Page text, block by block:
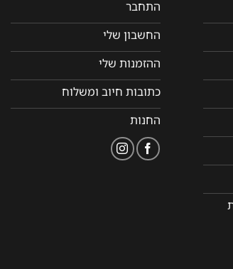
התחבר
החשבון שלי
ההזמנות שלי
כתובות חיוב ומשלוח
החנות